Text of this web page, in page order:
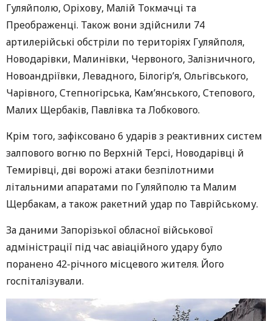
Гуляйполю, Оріхову, Малій Токмачці та
Преображенці. Також вони здійснили 74
артилерійські обстріли по територіях Гуляйполя,
Новодарівки, Малинівки, Червоного, Залізничного,
Новоандріївки, Левадного, Білогір’я, Ольгівського,
Чарівного, Степногірська, Кам’янського, Степового,
Малих Щербаків, Павлівка та Лобкового.
Крім того, зафіксовано 6 ударів з реактивних систем
залпового вогню по Верхній Терсі, Новодарівці й
Темирівці, дві ворожі атаки безпілотними
літальними апаратами по Гуляйполю та Малим
Щербакам, а також ракетний удар по Таврійському.
За даними Запорізької обласної військової
адміністрації під час авіаційного удару було
поранено 42-річного місцевого жителя. Його
госпіталізували.